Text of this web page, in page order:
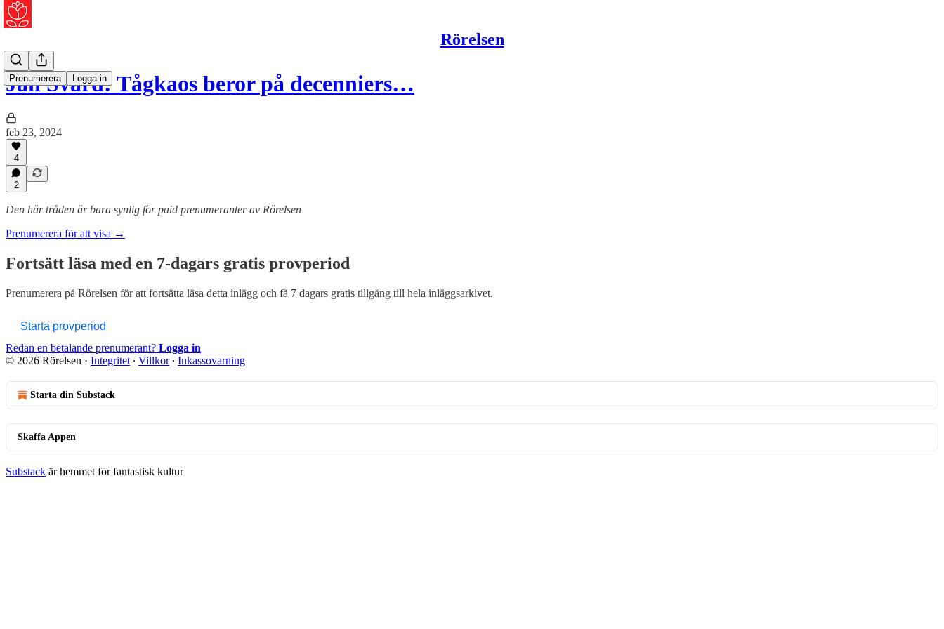
Rörelsen
Prenumerera Logga in
Jan Svärd: Tågkaos beror på decenniers…
feb 23, 2024
4
2
Den här tråden är bara synlig för paid prenumeranter av Rörelsen
Prenumerera för att visa →
Fortsätt läsa med en 7-dagars gratis provperiod
Prenumerera på Rörelsen för att fortsätta läsa detta inlägg och få 7 dagars gratis tillgång till hela inläggsarkivet.
Starta provperiod
Redan en betalande prenumerant? Logga in
© 2026 Rörelsen · Integritet ∙ Villkor∙ Inkassovarning
Starta din Substack
Skaffa Appen
Substack är hemmet för fantastisk kultur